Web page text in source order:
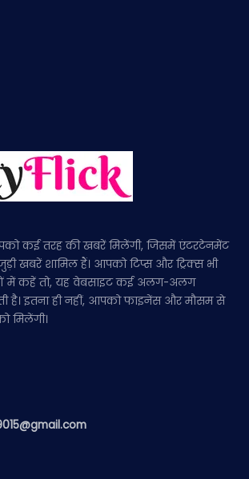
कई तरह की खबरें मिलेंगी, जिसमें एंटरटेनमेंट
खबरें शामिल हैं। आपको टिप्स और ट्रिक्स भी
में कहें तो, यह वेबसाइट कई अलग-अलग
है। इतना ही नहीं, आपको फाइनेंस और मौसम से
मिलेंगी।